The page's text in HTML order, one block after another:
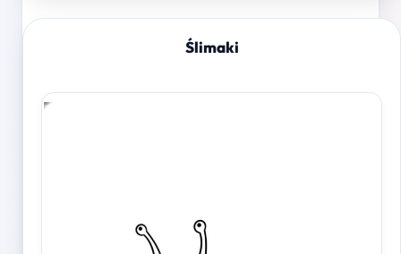
Ślimaki